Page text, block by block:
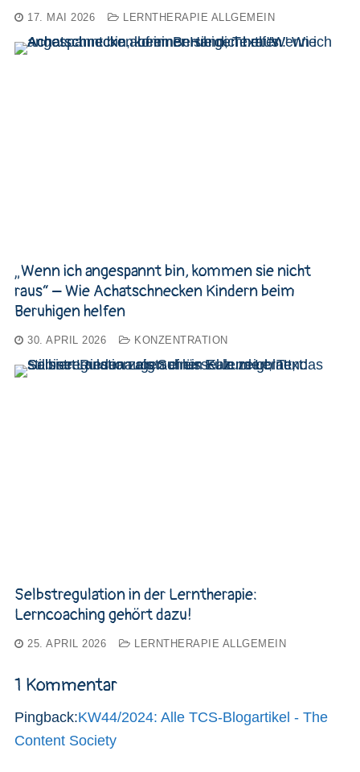
17. MAI 2026 LERNTHERAPIE ALLGEMEIN
„Wenn ich angespannt bin, kommen sie nicht
raus“ – Wie Achatschnecken Kindern beim
Beruhigen helfen
30. APRIL 2026 KONZENTRATION
Selbstregulation in der Lerntherapie:
Lerncoaching gehört dazu!
25. APRIL 2026 LERNTHERAPIE ALLGEMEIN
1 Kommentar
Pingback:KW44/2024: Alle TCS-Blogartikel - The
Content Society